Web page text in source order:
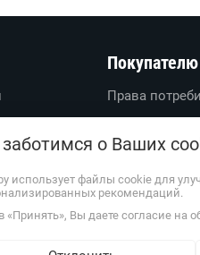
внимание
Покупателю
Права
Вопросы-
Политика
персональных
Доставка и
о Ваших
использует файлы cookie для
рекомендаций.
«Принять», Вы даете согласие на